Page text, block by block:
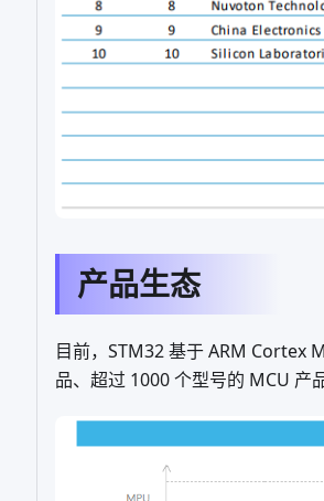
产品生态
目前，STM32 基于 ARM Cortex
品、超过 1000 个型号的 MCU 产品